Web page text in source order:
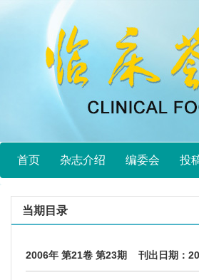
首页 杂志介绍 编委会 投
当期目录
2006年 第21卷 第23期 刊出日期：